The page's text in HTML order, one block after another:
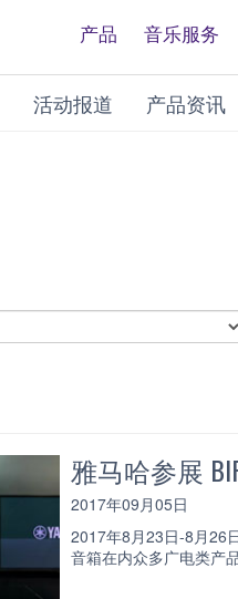
产品 音乐服务
活动报道 产品资讯
雅马哈参展
2017年09月05日
2017年8月23日-8月26
音箱在内众多广电类产